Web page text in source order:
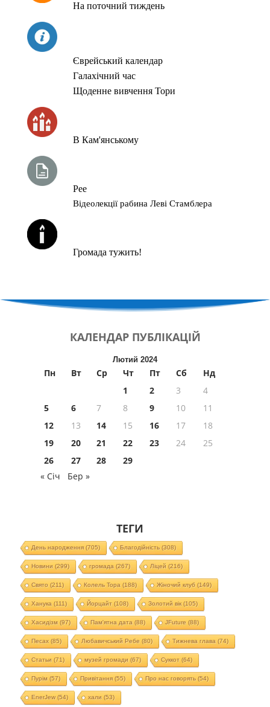
На поточний тиждень
Єврейський календар
Галахічний час
Щоденне вивчення Тори
В Кам'янському
Рее
Відеолекції рабина Леві Стамблера
Громада тужить!
КАЛЕНДАР ПУБЛІКАЦІЙ
Лютий 2024
Пн Вт Ср Чт Пт Сб
Нд
1
2 3
4
5
6 7 8 9 10
11
12
13 14 15 16 17
18
19
20 21 22 23 24
25
26
27 28
29
« Січ
Бер »
ТЕГИ
День народження(705) Благодійність (308)
Новини (299) громада (267) Ліцей (216)
Свято (211) Колель Тора (188) Жіночий клуб (149)
Ханука (111) Йорцайт (108) Золотий вік(105)
Хасидізм (97) Пам'ятна дата (88) JFuture (88)
Песах(85) Любавичський Ребе (80) Тижнева глава (74)
Статьи (71) музей громади (67) Суккот (64)
Пурім (57) Привітання(55) Про нас говорять (54)
EnerJew(54) хали (53)